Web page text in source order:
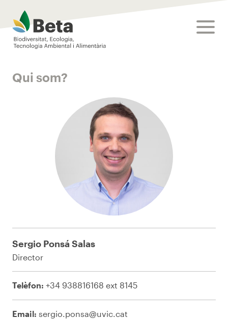
Beta Tech Center
Qui som?
Sergio Ponsá Salas
Director
Telèfon: +34 938816168 ext 8145
Email: sergio.ponsa@uvic.cat